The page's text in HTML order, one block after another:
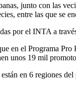
junto con las
entre las que se
por el INTA a
en el Programa
unos 19 mil
en 6 regiones